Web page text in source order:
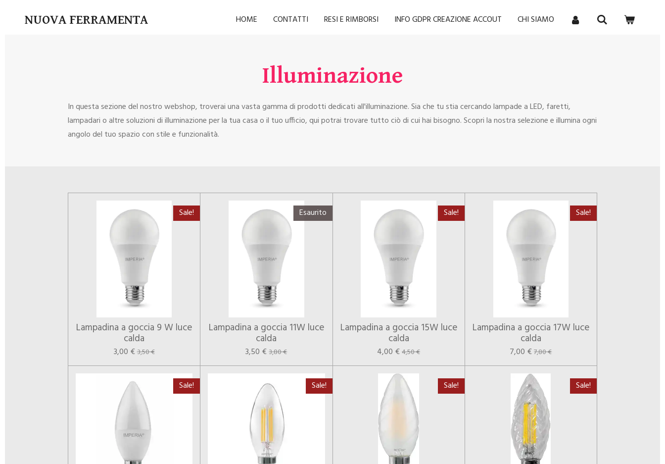
NUOVA FERRAMENTA HOME CONTATTI RESI E RIMBORSI INFO GDPR CREAZIONE ACCOUT CHI SIAMO
Illuminazione
In questa sezione del nostro webshop, troverai una vasta gamma di prodotti dedicati all'illuminazione. Sia che tu stia cercando lampade a LED, faretti,
lampadari o altre soluzioni di illuminazione per la tua casa o il tuo ufficio, qui potrai trovare tutto ciò di cui hai bisogno. Scopri la nostra selezione e illumina ogni
angolo del tuo spazio con stile e funzionalità.
Sale!
Lampadina a goccia 9 W luce
calda
3,00 €3,50 €
Esaurito
Lampadina a goccia 11W luce
calda
3,50 €3,80 €
Sale!
Lampadina a goccia 15W luce
calda
4,00 €4,50 €
Sale!
Lampadina a goccia 17W luce
calda
7,00 €7,80 €
Sale! Sale! Sale! Sale!